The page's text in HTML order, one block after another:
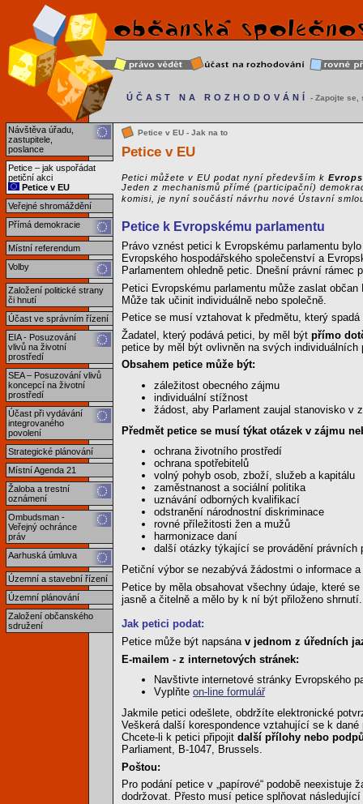
Návštěva úřadu,
zastupitele,
poslance
Petice – jak uspořádat
petiční akci
Petice v EU
Veřejné shromáždění
Přímá demokracie
Místní referendum
Volby
Založení politické strany
či hnutí
Účast ve správním řízení
EIA - Posuzování
vlivů na životní
prostředí
SEA – Posuzování vlivů
koncepcí na životní
prostředí
Účast při vydávání
integrovaného
povolení
Strategické plánování
Místní Agenda 21
Žaloba a trestní
oznámení
Ombudsman -
Veřejný ochránce
práv
Aarhuská úmluva
Územní a stavební řízení
Územní plánování
Založení občanského
sdružení
ÚČAST NA ROZHODOVÁNÍ - Zapojte se,
Petice v EU - Jak na to
Petice v EU
Petici můžete v EU podat nyní především k
Jeden z mechanismů přímé (participační)
komisi, je nyní součástí návrhu nové Ústavní
Petice k Evropskému parlamentu
Právo vznést petici k Evropskému parlamentu
Evropského hospodářského společenství a
Parlamentem ohledně petic. Dnešní právní rámec
Petici Evropskému parlamentu může zaslat
Může tak učinit individuálně nebo společně.
Petice se musí vztahovat k předmětu, který
Žadatel, který podává petici, by měl být přímo
petice by měl být ovlivněn na svých
Obsahem petice může být:
záležitost obecného zájmu
individuální stížnost
žádost, aby Parlament zaujal stanovisko v
Předmět petice se musí týkat otázek v zájmu
ochrana životního prostředí
ochrana spotřebitelů
volný pohyb osob, zboží, služeb a kapitálu
zaměstnanost a sociální politika
uznávání odborných kvalifikací
odstranění národnostní diskriminace
rovné příležitosti žen a mužů
harmonizace daní
další otázky týkající se provádění právních
Petiční výbor se nezabývá žádostmi o informace
Petice by měla obsahovat všechny údaje, které
jasně a čitelně a mělo by k ní být přiloženo shrnutí.
Jak petici podat:
Petice může být napsána v jednom z úředních
E-mailem - z internetových stránek:
Navštivte internetové stránky Evropského
Vyplňte on-line formulář
Jakmile petici odešlete, obdržíte elektronické
Veškerá další korespondence vztahující se k
Chcete-li k petici připojit další přílohy nebo
Parliament, B-1047, Brussels.
Poštou:
Pro podání petice v „papírové“ podobě
dodržovat. Přesto musí petice splňovat